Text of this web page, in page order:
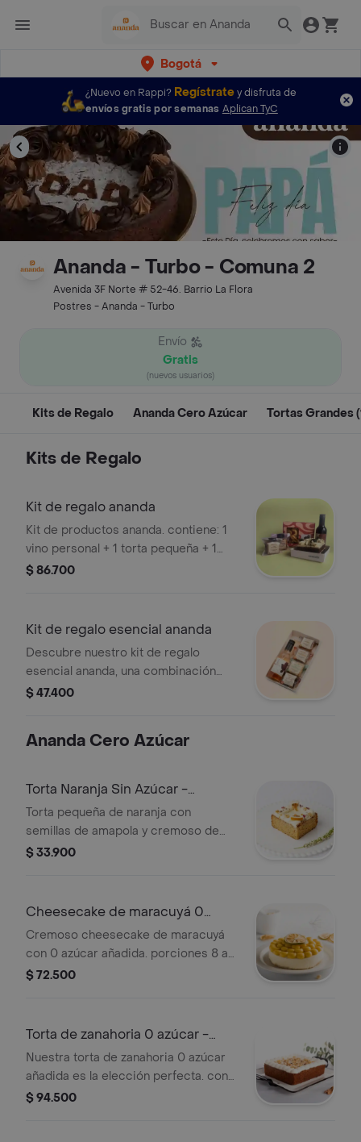
Bogotá
¿Nuevo en Rappi? Regístratey disfruta de
envíos gratis por semanas Aplican TyC
Ananda - Turbo - Comuna 2
Avenida 3F Norte # 52-46. Barrio La Flora
Postres - Ananda - Turbo
Envío
Gratis
(nuevos usuarios)
Kits de Regalo Ananda Cero Azúcar Tortas Grandes
Kits de Regalo
Kit de regalo ananda
Kit de productos ananda. contiene: 1
vino personal + 1 torta pequeña + 1
cajita tejitas de almendra + 2
$ 86.700
Kit de regalo esencial ananda
Descubre nuestro kit de regalo
esencial ananda, una combinación
perfecta de placer y satisfacción.
surtidos, para disfrutar de momentos
para regalar o darte un capricho.
$ 47.400
Ananda Cero Azúcar
Torta Naranja Sin Azúcar -
Pequeña
Torta pequeña de naranja con
semillas de amapola y cremoso de
queso, sin azúcar añadida. Una opción
cítrico en porciones ideales para
compartir. 3 a 4 porciones sugeridas
$ 33.900
Cheesecake de maracuyá 0
azúcar
Cremoso cheesecake de maracuyá
con 0 azúcar añadida. porciones 8 a
10.
$ 72.500
Torta de zanahoria 0 azúcar -
grande
Nuestra torta de zanahoria 0 azúcar
añadida es la elección perfecta. con
su textura suave y húmeda,
$ 94.500